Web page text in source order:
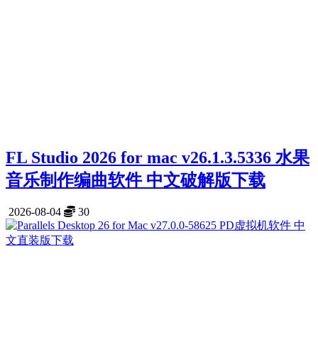
FL Studio 2026 for mac v26.1.3.5336 水果
音乐制作编曲软件 中文破解版下载
2026-08-04 30